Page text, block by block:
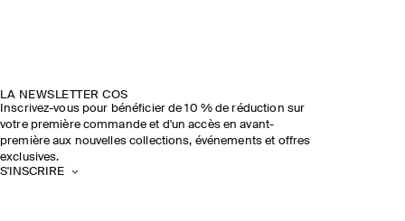
LA NEWSLETTER COS
Inscrivez-vous pour bénéficier de 10 % de réduction sur
votre première commande et d'un accès en avant-
première aux nouvelles collections, événements et offres
exclusives.
S'INSCRIRE